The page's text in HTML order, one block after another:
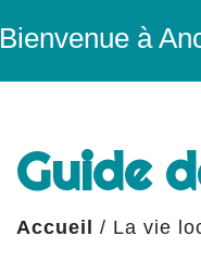
Bienvenue à
Guide
Accueil / La vie